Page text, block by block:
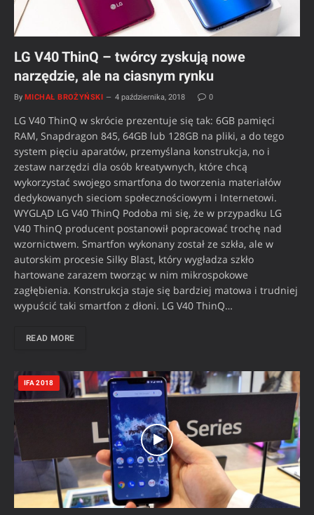
LG V40 ThinQ – twórcy zyskują nowe
narzędzie, ale na ciasnym rynku
By MICHAŁ BROŻYŃSKI 4 października, 2018 0
LG V40 ThinQ w skrócie prezentuje się tak: 6GB pamięci
RAM, Snapdragon 845, 64GB lub 128GB na pliki, a do tego
system pięciu aparatów, przemyślana konstrukcja, no i
zestaw narzędzi dla osób kreatywnych, które chcą
wykorzystać swojego smartfona do tworzenia materiałów
dedykowanych sieciom społecznościowym i Internetowi.
WYGLĄD LG V40 ThinQ Podoba mi się, że w przypadku LG
V40 ThinQ producent postanowił popracować trochę nad
wzornictwem. Smartfon wykonany został ze szkła, ale w
autorskim procesie Silky Blast, który wygładza szkło
hartowane zarazem tworząc w nim mikrospokowe
zagłębienia. Konstrukcja staje się bardziej matowa i trudniej
wypuścić taki smartfon z dłoni. LG V40 ThinQ…
READ MORE
IFA 2018